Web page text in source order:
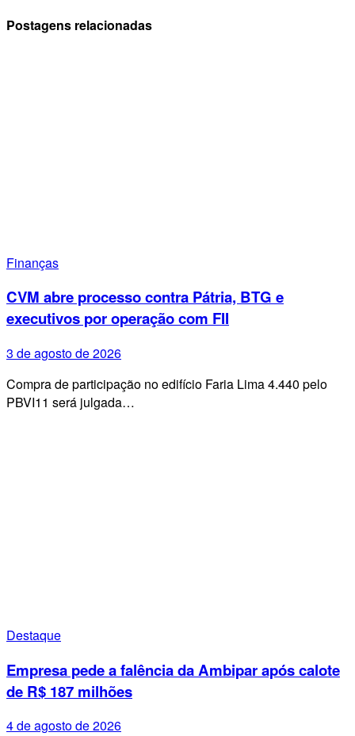
Postagens relacionadas
Finanças
CVM abre processo contra Pátria, BTG e
executivos por operação com FII
3 de agosto de 2026
Compra de participação no edifício Faria Lima 4.440 pelo
PBVI11 será julgada…
Destaque
Empresa pede a falência da Ambipar após calote
de R$ 187 milhões
4 de agosto de 2026